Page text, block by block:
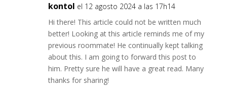
kontol el 12 agosto 2024 a las 17h14
Hi there! This article could not be written much
better! Looking at this article reminds me of my
previous roommate! He continually kept talking
about this. I am going to forward this post to
him. Pretty sure he will have a great read. Many
thanks for sharing!